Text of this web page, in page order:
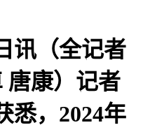
（全记者
唐康）记者
悉，2024年